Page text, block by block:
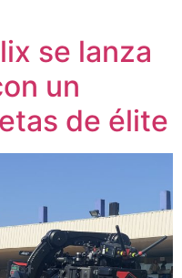
se lanza
un
de élite